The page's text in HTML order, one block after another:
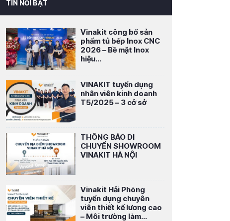
TIN NỔI BẬT
Vinakit công bố sản
phẩm tủ bếp Inox CNC
2026 – Bề mặt Inox
hiệu...
VINAKIT tuyển dụng
nhân viên kinh doanh
T5/2025 – 3 cở sở
THÔNG BÁO DI
CHUYỂN SHOWROOM
VINAKIT HÀ NỘI
Vinakit Hải Phòng
tuyển dụng chuyên
viên thiết kế lương cao
– Môi trường làm...